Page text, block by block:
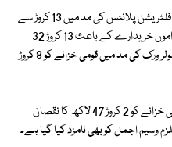
دائر کردہ ریفرینس کے مطابق صاف پانی واٹر فلٹریشن پلانٹس کی مد میں 13 کروڑ سے
زاید کی کرپشن کی گئی۔سامان کی مہنگے داموں خریدارے کے باعث 13 کروڑ 32
لاکھ کا قومی خزانے کو نقصان پہنچایا گیا۔ سولر ورک کی مد میں قومی خزانے کو 8 کروڑ
رابعہ عمران، عمران علی سمیت دیگر پر قومی خزانے کو 2 کروڑ 47 لاکھ کا نقصان
وسیم اجمل کو بھی نامزد کیا گیا ہے۔